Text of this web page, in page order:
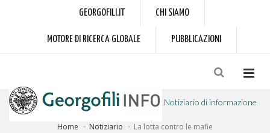
GEORGOFILI.IT CHI SIAMO
MOTORE DI RICERCA GLOBALE PUBBLICAZIONI
Notiziario di informazione
Home Notiziario La lotta contro le mafie